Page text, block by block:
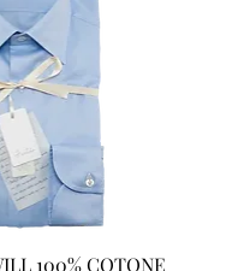
rapida
100% COTONE